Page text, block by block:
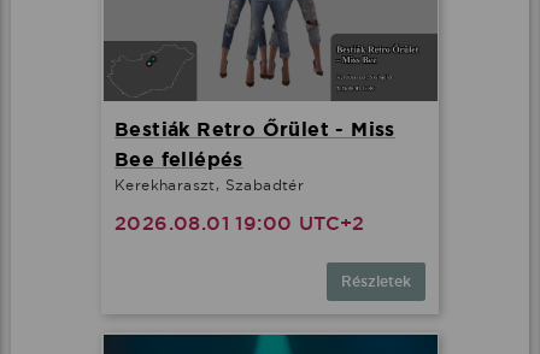
Bestiák Retro Őrület - Miss
Bee fellépés
Kerekharaszt, Szabadtér
2026.08.01 19:00 UTC+2
Részletek